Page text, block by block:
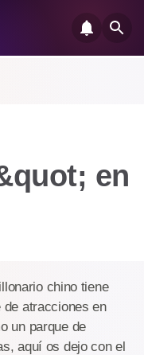
en
chino tiene
de atracciones en
un parque de
aquí os dejo con el